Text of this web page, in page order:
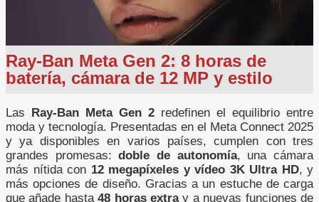
Ray-Ban Meta Gen 2: 8 horas de
batería, cámara de 12 MP y estilo
Las Ray-Ban Meta Gen 2 redefinen el equilibrio entre
moda y tecnología. Presentadas en el Meta Connect 2025
y ya disponibles en varios países, cumplen con tres
grandes promesas:doble de autonomía, una cámara
más nítida con 12 megapíxeles y vídeo 3K Ultra HD, y
más opciones de diseño. Gracias a un estuche de carga
que añade hasta48 horas extray a nuevas funciones de